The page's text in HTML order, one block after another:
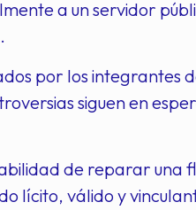
a un servidor
por los integrantes
siguen en
de reparar una
lícito, válido y